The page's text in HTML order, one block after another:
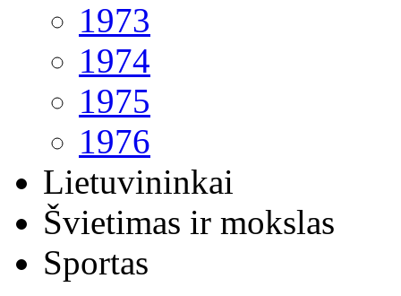
1973
1974
1975
1976
Lietuvininkai
Švietimas ir mokslas
Sportas